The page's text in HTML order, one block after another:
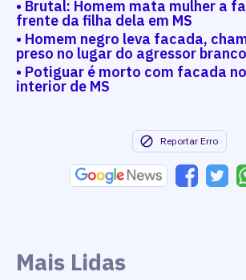
• Brutal: Homem mata mulher a
frente da filha dela em MS
• Homem negro leva facada,
preso no lugar do agressor branco
• Potiguar é morto com facada
interior de MS
Reportar Erro
Mais Lidas